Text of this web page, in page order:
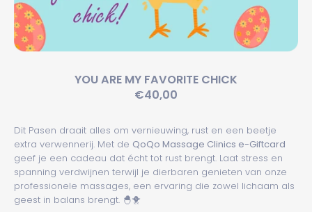
YOU ARE MY FAVORITE CHICK
€40,00
Dit Pasen draait alles om vernieuwing, rust en een beetje
extra verwennerij. Met de QoQo Massage Clinics e-Giftcard
geef je een cadeau dat écht tot rust brengt. Laat stress en
spanning verdwijnen terwijl je dierbaren genieten van onze
professionele massages, een ervaring die zowel lichaam als
geest in balans brengt. 🐣🐥